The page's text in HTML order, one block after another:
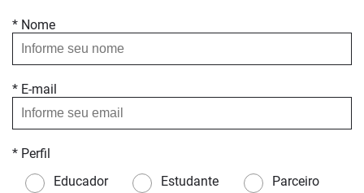
* Nome
* E-mail
* Perfil
Educador
Estudante Parceiro